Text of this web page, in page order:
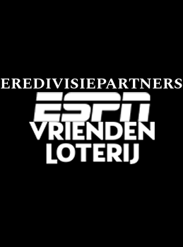
EREDIVISIEPARTNERS